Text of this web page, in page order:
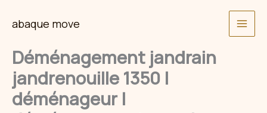
abaque move
Déménagement jandrain
jandrenouille 1350 |
déménageur |